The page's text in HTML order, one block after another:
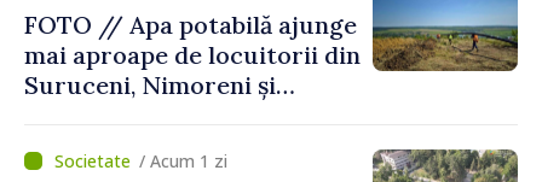
FOTO // Apa potabilă ajunge
mai aproape de locuitorii din
Suruceni, Nimoreni și
/ Acum 1 zi